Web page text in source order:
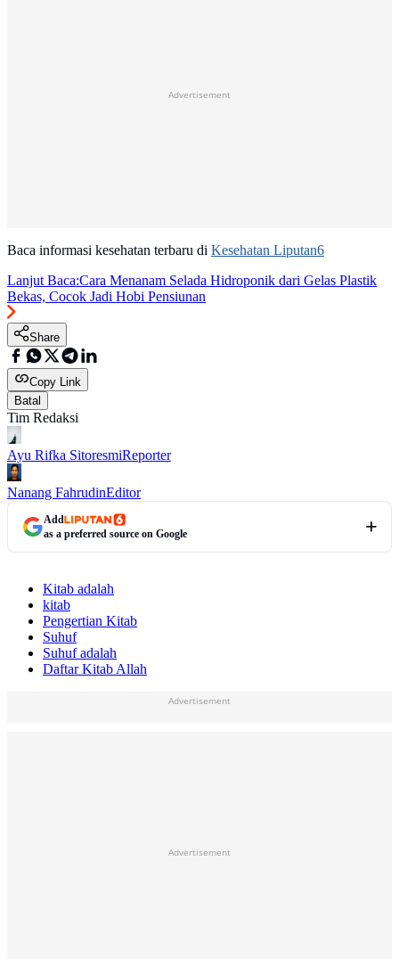
Advertisement
Baca informasi kesehatan terbaru di Kesehatan Liputan6
Lanjut Baca:Cara Menanam Selada Hidroponik dari Gelas Plastik
Bekas, Cocok Jadi Hobi Pensiunan
Share
Copy Link
Batal
Tim Redaksi
Ayu Rifka SitoresmiReporter
Nanang FahrudinEditor
Add
as a preferred source on Google
Kitab adalah
kitab
Pengertian Kitab
Suhuf
Suhuf adalah
Daftar Kitab Allah
Advertisement
Advertisement